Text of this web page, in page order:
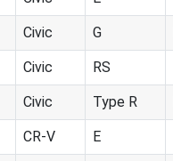
Civic G
Civic RS
Civic Type R
CR-V E